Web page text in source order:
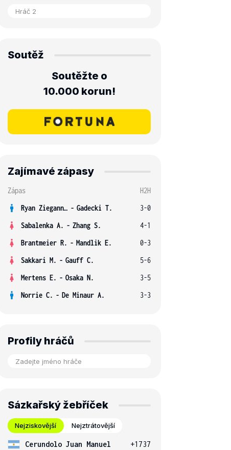
Soutěž
Soutěžte o
10.000 korun!
Zajímavé zápasy
Zápas
H2H
Ryan Ziegann S. - Gadecki T.
3-0
Sabalenka A. - Zhang S.
4-1
Brantmeier R. - Mandlik E.
0-3
Sakkari M. - Gauff C.
5-6
Mertens E. - Osaka N.
3-5
Norrie C. - De Minaur A. 3-3
Profily hráčů
Sázkařský žebříček
Nejziskovější Nejztrátovější
Cerundolo Juan Manuel
+1737